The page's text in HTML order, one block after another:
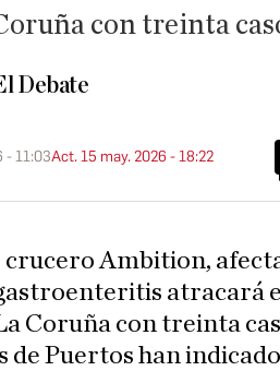
con treinta
Debate
- 11:03Act. 15 may. 2026 - 18:22
crucero Ambition,
atracará
Coruña con treinta
de Puertos han